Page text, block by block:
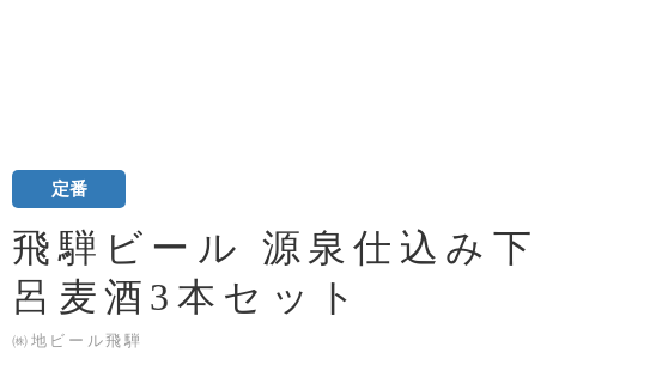
定番
飛騨ビール 源泉仕込み下
呂麦酒3本セット
㈱地ビール飛騨